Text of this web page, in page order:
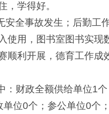
，学得好。
全事故发生；后勤工
使用，图书室图书实
利开展，德育工作成
财政全额供给单位1
位0个；参公单位0个